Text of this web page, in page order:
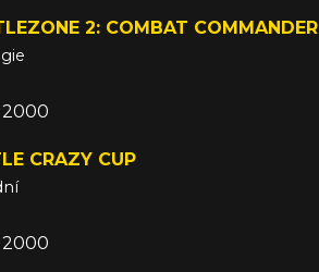
2: COMBAT COMMANDER
CRAZY CUP